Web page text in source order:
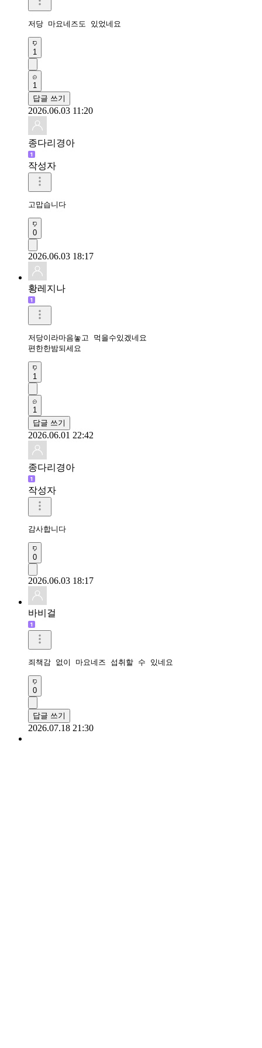
저당 마요네즈도 있었네요
1
1
답글 쓰기
2026.06.03 11:20
종다리경아
작성자
고맙습니다
0
2026.06.03 18:17
황레지나
저당이라마음놓고 먹을수있겠네요
편한한밤되세요
1
1
답글 쓰기
2026.06.01 22:42
종다리경아
작성자
감사합니다
0
2026.06.03 18:17
바비걸
죄책감 없이 마요네즈 섭취할 수 있네요
0
답글 쓰기
2026.07.18 21:30